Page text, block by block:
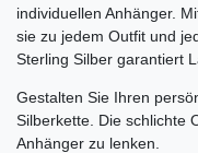
individuellen Anhänger.
sie zu jedem Outfit und
Sterling Silber garantiert
Gestalten Sie Ihren
Silberkette. Die schlichte
Anhänger zu lenken.